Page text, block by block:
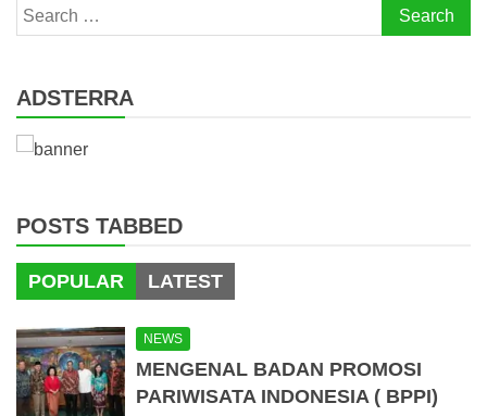
Search
for:
ADSTERRA
POSTS TABBED
POPULAR LATEST
NEWS
MENGENAL BADAN PROMOSI
PARIWISATA INDONESIA ( BPPI)